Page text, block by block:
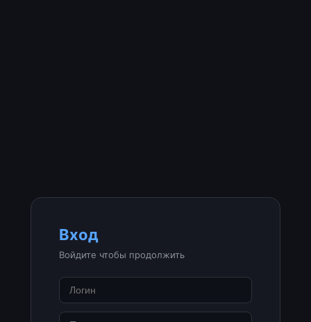
Вход
Войдите чтобы продолжить